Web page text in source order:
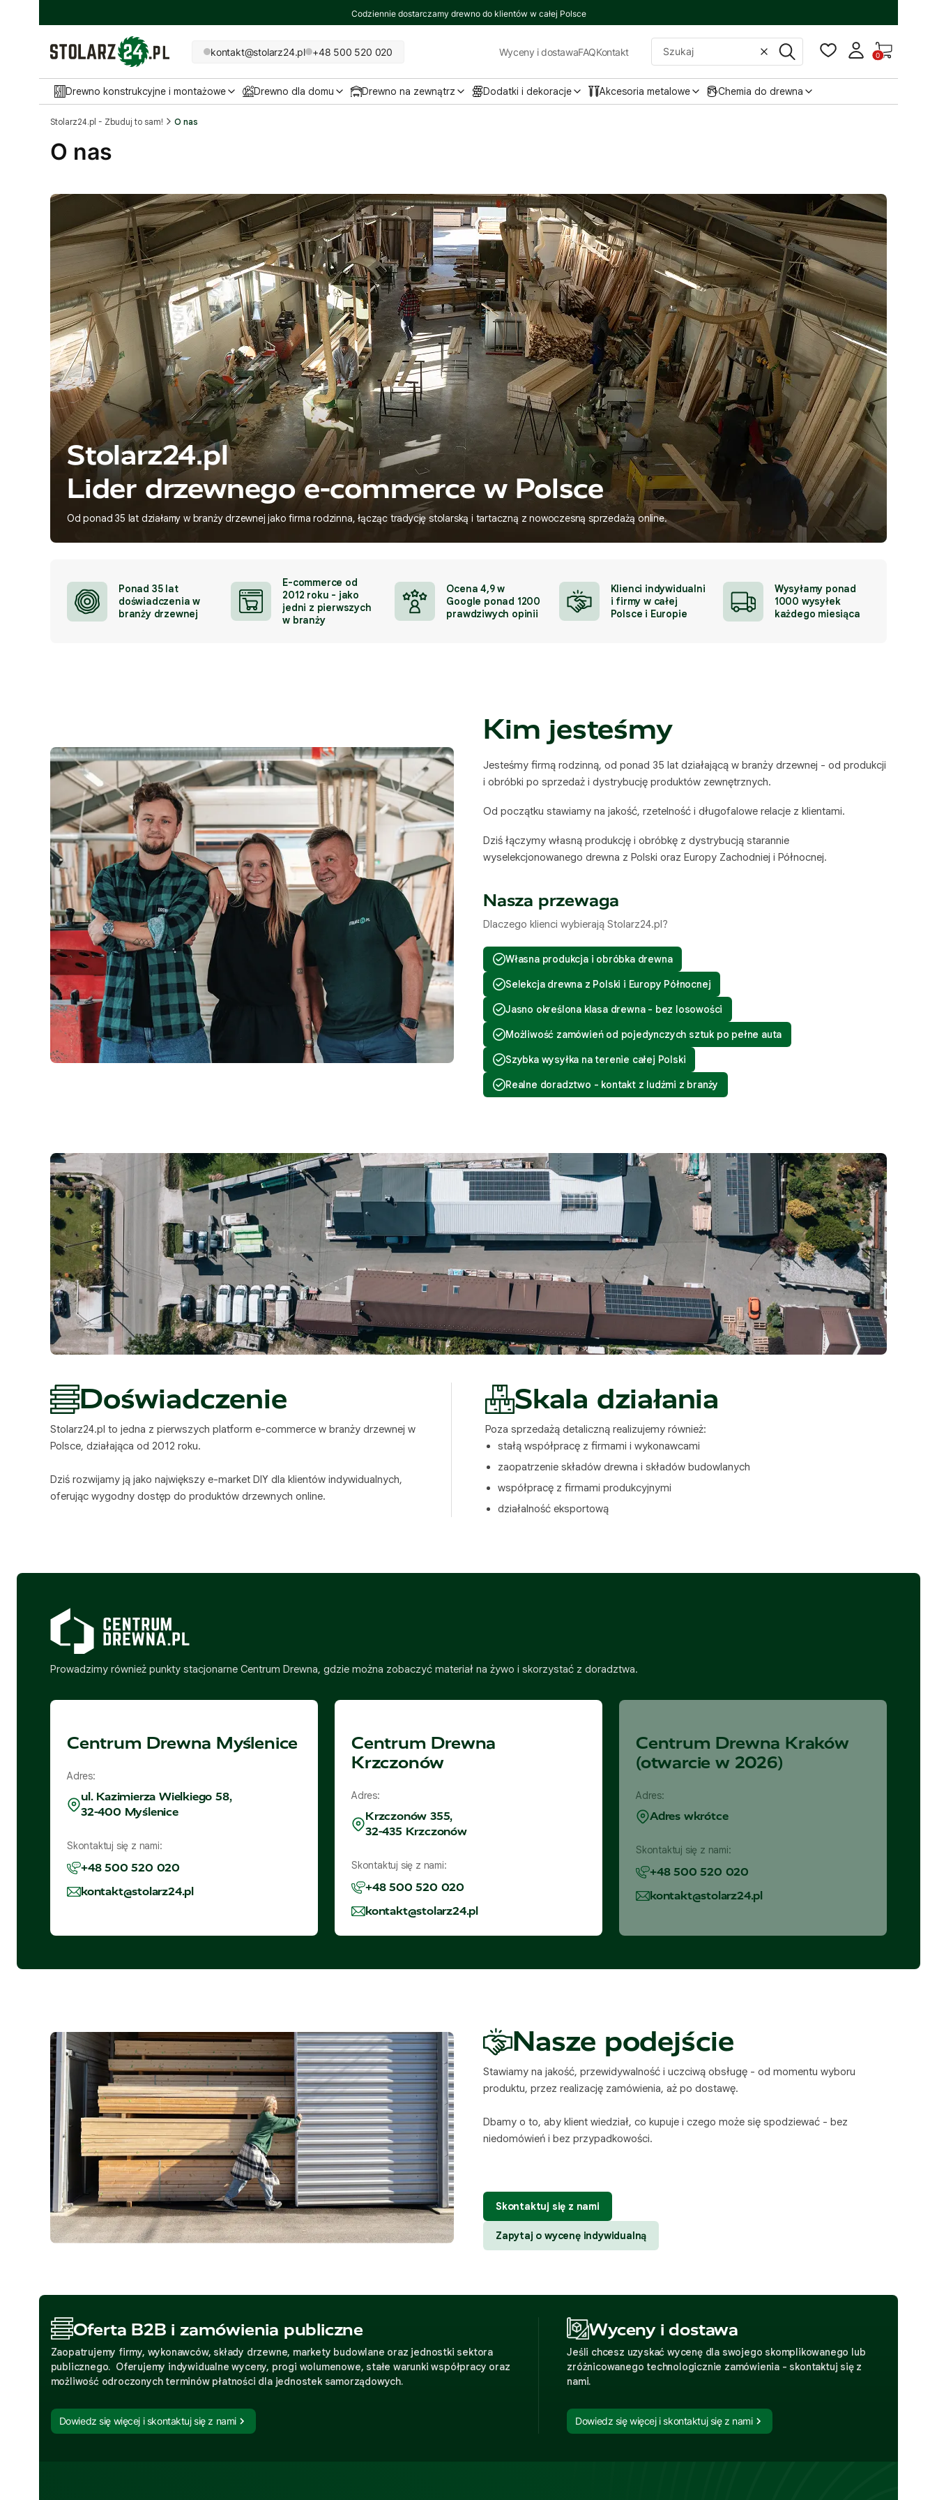
Codziennie dostarczamy drewno do klientów w całej Polsce
kontakt@stolarz24.pl +48 500 520 020 Wyceny i dostawaFAQKontakt WyczyśćSzukaj
Produkty
Drewno konstrukcyjne i montażowe Drewno dla domu Drewno na zewnątrz Dodatki i dekoracje Akcesoria metalowe Chemia do drewna
Stolarz24.pl - Zbuduj to sam! O nas
O nas
Stolarz24.pl
Lider drzewnego e-commerce w Polsce
Od ponad 35 lat działamy w branży drzewnej jako firma rodzinna, łącząc tradycję stolarską i tartaczną z nowoczesną sprzedażą online.
Ponad 35 lat
doświadczenia w
branży drzewnej
E-commerce od
2012 roku - jako
jedni z pierwszych
w branży
Ocena 4,9 w
Google ponad 1200
prawdziwych opinii
Klienci indywidualni
i firmy w całej
Polsce i Europie
Wysyłamy ponad
1000 wysyłek
każdego miesiąca
Kim jesteśmy
Jesteśmy firmą rodzinną, od ponad 35 lat działającą w branży drzewnej - od produkcji
i obróbki po sprzedaż i dystrybucję produktów zewnętrznych.
Od początku stawiamy na jakość, rzetelność i długofalowe relacje z klientami.
Dziś łączymy własną produkcję i obróbkę z dystrybucją starannie
wyselekcjonowanego drewna z Polski oraz Europy Zachodniej i Północnej.
Nasza przewaga
Dlaczego klienci wybierają Stolarz24.pl?
Własna produkcja i obróbka drewna
Selekcja drewna z Polski i Europy Północnej
Jasno określona klasa drewna - bez losowości
Możliwość zamówień od pojedynczych sztuk po pełne auta
Szybka wysyłka na terenie całej Polski
Realne doradztwo - kontakt z ludźmi z branży
Doświadczenie
Stolarz24.pl to jedna z pierwszych platform e-commerce w branży drzewnej w
Polsce, działająca od 2012 roku.
Dziś rozwijamy ją jako największy e-market DIY dla klientów indywidualnych,
oferując wygodny dostęp do produktów drzewnych online.
Skala działania
Poza sprzedażą detaliczną realizujemy również:
stałą współpracę z firmami i wykonawcami
zaopatrzenie składów drewna i składów budowlanych
współpracę z firmami produkcyjnymi
działalność eksportową
Prowadzimy również punkty stacjonarne Centrum Drewna, gdzie można zobaczyć materiał na żywo i skorzystać z doradztwa.
Centrum Drewna Myślenice
Adres:
ul. Kazimierza Wielkiego 58,
32-400 Myślenice
Skontaktuj się z nami:
+48 500 520 020
kontakt@stolarz24.pl
Centrum Drewna
Krzczonów
Adres:
Krzczonów 355,
32-435 Krzczonów
Skontaktuj się z nami:
+48 500 520 020
kontakt@stolarz24.pl
Centrum Drewna Kraków
(otwarcie w 2026)
Adres:
Adres wkrótce
Skontaktuj się z nami:
+48 500 520 020
kontakt@stolarz24.pl
Nasze podejście
Stawiamy na jakość, przewidywalność i uczciwą obsługę - od momentu wyboru
produktu, przez realizację zamówienia, aż po dostawę.
Dbamy o to, aby klient wiedział, co kupuje i czego może się spodziewać - bez
niedomówień i bez przypadkowości.
Skontaktuj się z nami
Zapytaj o wycenę indywidualną
Oferta B2B i zamówienia publiczne
Zaopatrujemy firmy, wykonawców, składy drzewne, markety budowlane oraz jednostki sektora
publicznego. Oferujemy indywidualne wyceny, progi wolumenowe, stałe warunki współpracy oraz
możliwość odroczonych terminów płatności dla jednostek samorządowych.
Dowiedz się więcej i skontaktuj się z nami
Wyceny i dostawa
Jeśli chcesz uzyskać wycenę dla swojego skomplikowanego lub
zróżnicowanego technologicznie zamówienia - skontaktuj się z
nami.
Dowiedz się więcej i skontaktuj się z nami